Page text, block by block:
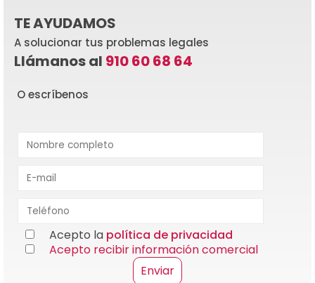
TE AYUDAMOS
A solucionar tus problemas legales
Llámanos al 910 60 68 64
O escríbenos
Acepto la política de privacidad
Acepto recibir información comercial